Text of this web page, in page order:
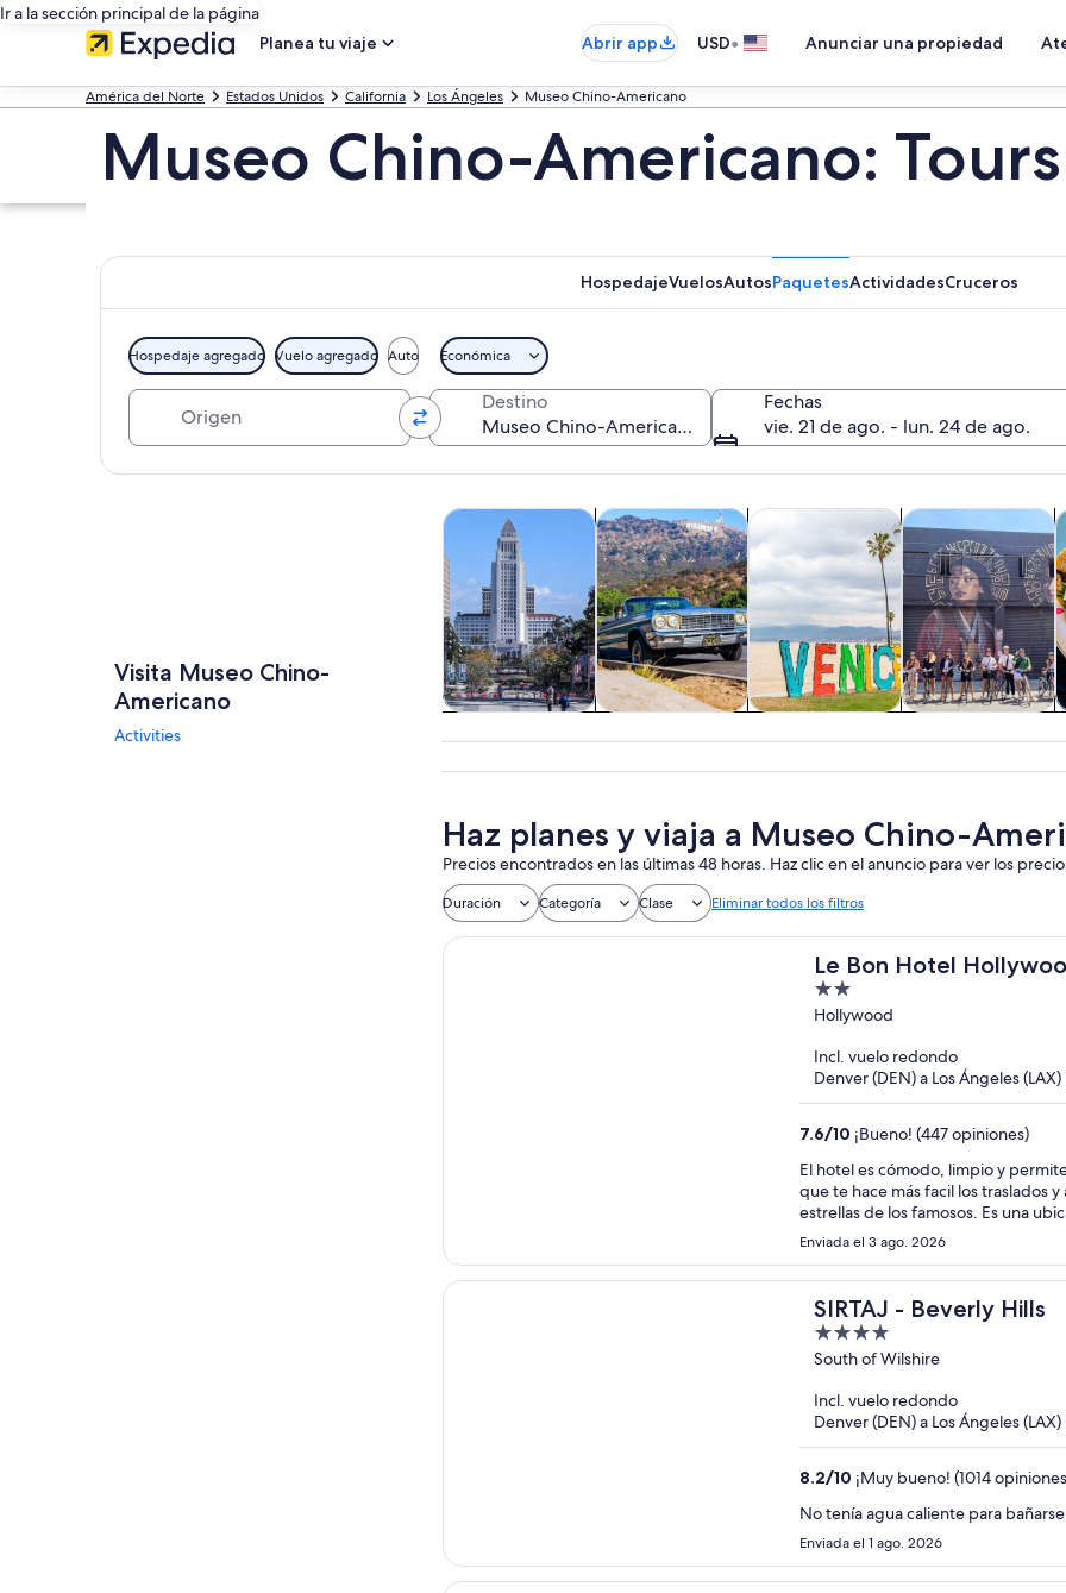
Ir a la sección principal de la página
Planea tu viaje
Abrir app USD• Anunciar una propiedad
América del Norte Estados Unidos California Los Ángeles Museo Chino-Americano
Museo Chino-Americano:
HospedajeVuelosAutosPaquetesActividadesCruceros
Hospedaje agregado Vuelo agregado Auto Económica
Destino
Fechas
vie. 21 de ago. - lun. 24 de ago.
Visita Museo Chino-
Americano
Activities
excursiones de
un día
Tours y excursiones de un díaSe abrirá en una nueva pestaña
Cultura e historiaSe abrirá en una nueva pestaña
personalizados
Tours privados y personalizados Se
actividades al
aire libre
Aventura y
Haz planes y viaja a Museo Chino-
Precios encontrados en las últimas 48 horas. Haz clic en el anuncio para ver los
Duración Categoría Clase Eliminar todos los filtros
Le Bon Hotel
2
out
5
Hollywood
Incl. vuelo redondo
Denver (DEN) a Los Ángeles (LAX)
7.6/10 ¡Bueno! (447 opiniones)
El hotel es cómodo, limpio y
que te hace más facil los traslados
estrellas de los famosos. Es una
una pantalla como los
máquina lo traduce en tiempo real
Enviada el 3 ago. 2026
SIRTAJ - Beverly Hills
4
out
5
South of Wilshire
Incl. vuelo redondo
Denver (DEN) a Los Ángeles (LAX)
8.2/10 ¡Muy bueno! (1014
No tenía agua caliente para
Enviada el 1 ago. 2026